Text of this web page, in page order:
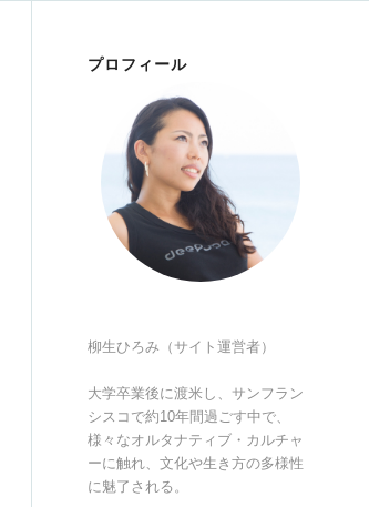
プロフィール
柳生ひろみ（サイト運営者）
大学卒業後に渡米し、サンフラン
シスコで約10年間過ごす中で、
様々なオルタナティブ・カルチャ
ーに触れ、文化や生き方の多様性
に魅了される。